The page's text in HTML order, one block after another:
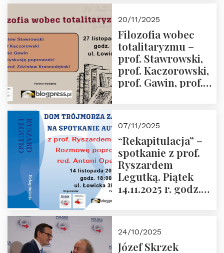
Przemysław
Sobolewski – 4
grudnia 2025 r.
godz. 18:00.
20/11/2025
Filozofia wobec
totalitaryzmu –
prof. Stawrowski,
prof. Kaczorowski,
prof. Gawin, prof.
07/11/2025
“Rekapitulacja” –
spotkanie z prof.
Ryszardem
Legutką. Piątek
14.11.2025 r. godz.
24/10/2025
Józef Skrzek